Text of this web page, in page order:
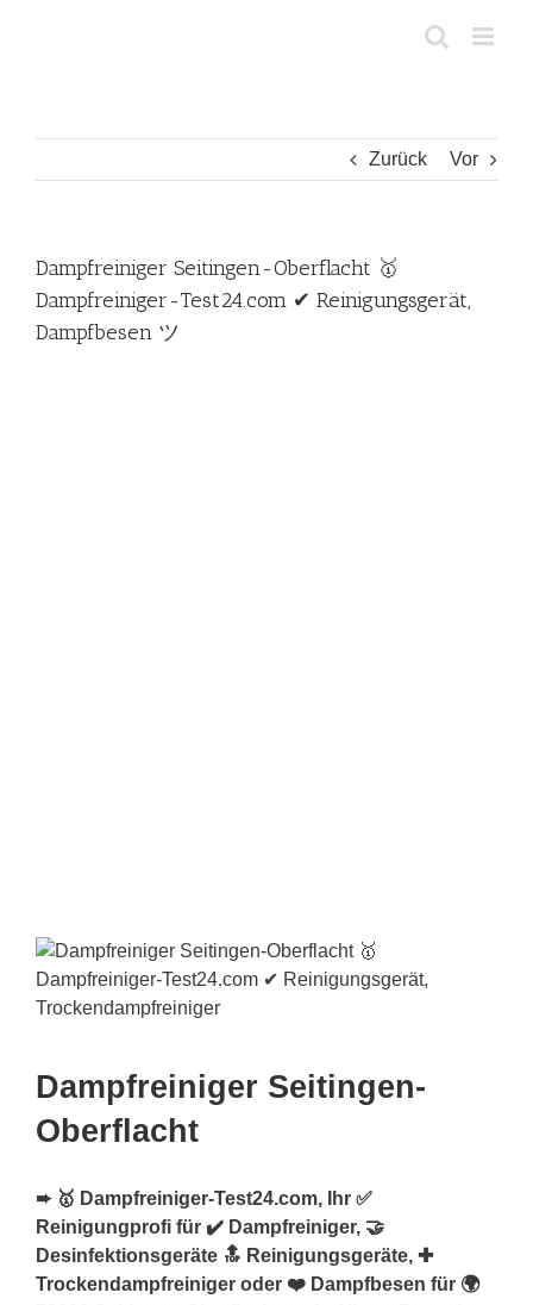
Zurück Vor
Dampfreiniger Seitingen-Oberflacht 🥇
Dampfreiniger-Test24.com ✔ Reinigungsgerät,
Dampfbesen ツ
Dampfreiniger Seitingen-
Oberflacht
➨ 🥇 Dampfreiniger-Test24.com, Ihr ✅
Reinigungprofi für ✔️ Dampfreiniger, 🤝
Desinfektionsgeräte 🔝 Reinigungsgeräte, ✚
Trockendampfreiniger oder ❤️ Dampfbesen für 🌍